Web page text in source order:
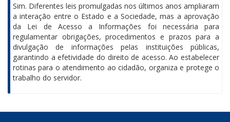
Sim. Diferentes leis promulgadas nos últimos anos ampliaram
a interação entre o Estado e a Sociedade, mas a aprovação
da Lei de Acesso a Informações foi necessária para
regulamentar obrigações, procedimentos e prazos para a
divulgação de informações pelas instituições públicas,
garantindo a efetividade do direito de acesso. Ao estabelecer
rotinas para o atendimento ao cidadão, organiza e protege o
trabalho do servidor.